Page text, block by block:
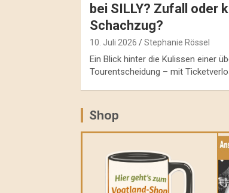
bei SILLY? Zufall oder
Schachzug?
10. Juli 2026 Stephanie Rössel
Ein Blick hinter die Kulissen einer
Tourentscheidung – mit
Shop